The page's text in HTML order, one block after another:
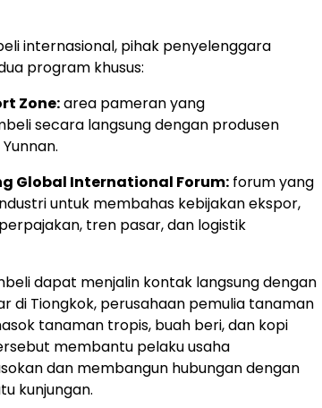
internasional, pihak penyelenggara
program khusus:
Zone:area pameran yang
secara langsung dengan produsen
Global International Forum: forum yang
untuk membahas kebijakan ekspor,
tren pasar, dan logistik
dapat menjalin kontak langsung dengan
di Tiongkok, perusahaan pemulia tanaman
tanaman tropis, buah beri, dan kopi
membantu pelaku usaha
dan membangun hubungan dengan
kunjungan.